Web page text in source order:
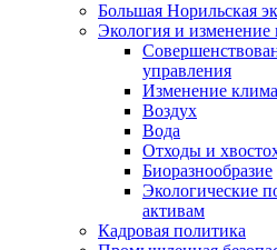
Большая Норильская
Экология и изменение
управления
Изменение
Воздух
Вода
Отходы и
Биоразнообразие
Экологические
активам
Кадровая политика